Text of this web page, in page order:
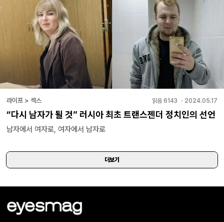
라이프 > 섹스 읽음 6143 ・ 2024.05.17
“다시 남자가 될 것” 러시아 최초 트랜스젠더 정치인의 선언
남자에서 여자로, 여자에서 남자로
더보기